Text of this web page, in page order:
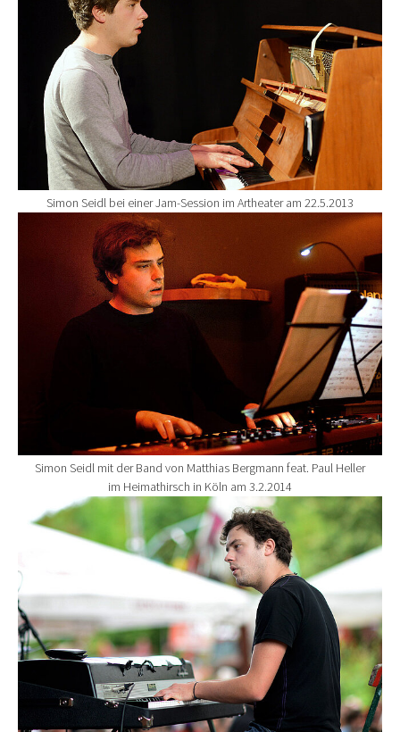
Simon Seidl bei einer Jam-Session im Artheater am 22.5.2013
Show larger version for:
Simon Seidl mit der Band von Matthias Bergmann feat. Paul Heller
im Heimathirsch in Köln am 3.2.2014
Show larger version for: